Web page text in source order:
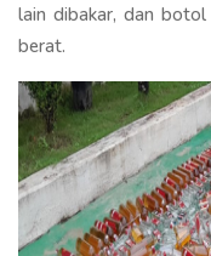
lain dibakar, dan
berat.